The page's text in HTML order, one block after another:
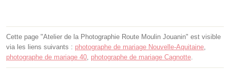
Cette page "Atelier de la Photographie Route Moulin Jouanin" est visible
via les liens suivants : photographe de mariage Nouvelle-Aquitaine
photographe de mariage 40 photographe de mariage Cagnotte